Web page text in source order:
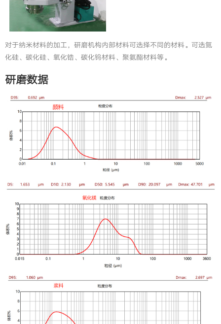
对于纳米材料的加工，研磨机构内部材料可选择不同的材料。可选氮
化硅、碳化硅、氧化锆、碳化钨材料、聚氨酯材料等。
研磨数据